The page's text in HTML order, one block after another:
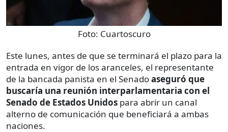
Foto: Cuartoscuro
Este lunes, antes de que se terminará el plazo para la
entrada en vigor de los aranceles, el representante
de la bancada panista en el Senadoaseguró que
buscaría una reunión interparlamentaria con el
Senado de Estados Unidos para abrir un canal
alterno de comunicación que beneficiará a ambas
naciones.